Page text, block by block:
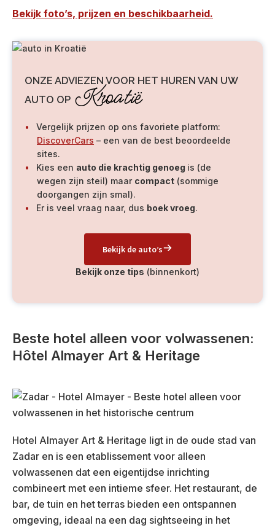
Bekijk foto’s, prijzen en beschikbaarheid.
ONZE ADVIEZEN VOOR HET HUREN VAN UW
AUTO OP Kroatië
Vergelijk prijzen op ons favoriete platform:
DiscoverCars – een van de best beoordeelde
sites.
Kies een auto die krachtig genoeg is (de
wegen zijn steil) maar compact (sommige
doorgangen zijn smal).
Er is veel vraag naar, dus boek vroeg.
Bekijk de auto’s
Bekijk onze tips (binnenkort)
Beste hotel alleen voor volwassenen:
Hôtel Almayer Art & Heritage
Hotel Almayer Art & Heritage ligt in de oude stad van
Zadar en is een etablissement voor alleen
volwassenen dat een eigentijdse inrichting
combineert met een intieme sfeer. Het restaurant, de
bar, de tuin en het terras bieden een ontspannen
omgeving, ideaal na een dag sightseeing in het